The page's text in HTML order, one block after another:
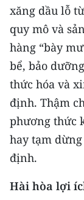
РУССКИЙ
ESPAÑOL
한국어
xăng dầu lỗ
quy mô và
hàng “bày
bể, bảo
thức hóa và
định. Thậm
phương thức
hay tạm
định.
Hài hòa lợi